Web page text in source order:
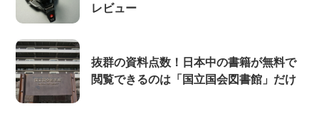
レビュー
抜群の資料点数！日本中の書籍が無料で
閲覧できるのは「国立国会図書館」だけ